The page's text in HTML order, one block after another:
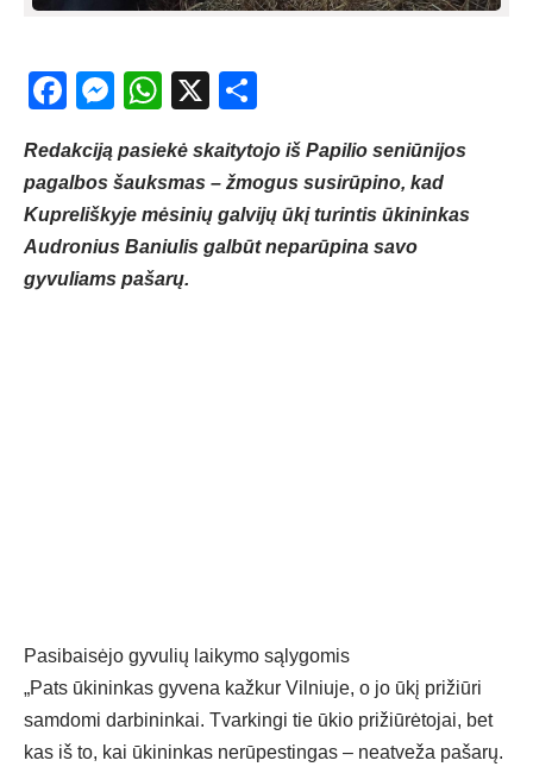
Facebook
Messenger
WhatsApp
X
Redakciją pasiekė skaitytojo iš Papilio seniūnijos
pagalbos šauksmas – žmogus susirūpino, kad
Kupreliškyje mėsinių galvijų ūkį turintis ūkininkas
Audronius Baniulis galbūt neparūpina savo
gyvuliams pašarų.
Pasibaisėjo gyvulių laikymo sąlygomis
„Pats ūkininkas gyvena kažkur Vilniuje, o jo ūkį prižiūri
samdomi darbininkai. Tvarkingi tie ūkio prižiūrėtojai, bet
kas iš to, kai ūkininkas nerūpestingas – neatveža pašarų.